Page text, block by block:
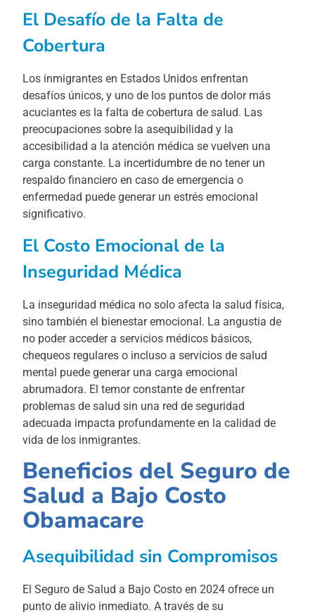
El Desafío de la Falta de
Cobertura
Los inmigrantes en Estados Unidos enfrentan
desafíos únicos, y uno de los puntos de dolor más
acuciantes es la falta de cobertura de salud. Las
preocupaciones sobre la asequibilidad y la
accesibilidad a la atención médica se vuelven una
carga constante. La incertidumbre de no tener un
respaldo financiero en caso de emergencia o
enfermedad puede generar un estrés emocional
significativo.
El Costo Emocional de la
Inseguridad Médica
La inseguridad médica no solo afecta la salud física,
sino también el bienestar emocional. La angustia de
no poder acceder a servicios médicos básicos,
chequeos regulares o incluso a servicios de salud
mental puede generar una carga emocional
abrumadora. El temor constante de enfrentar
problemas de salud sin una red de seguridad
adecuada impacta profundamente en la calidad de
vida de los inmigrantes.
Beneficios del Seguro de
Salud a Bajo Costo
Obamacare
Asequibilidad sin Compromisos
El Seguro de Salud a Bajo Costo en 2024 ofrece un
punto de alivio inmediato. A través de su